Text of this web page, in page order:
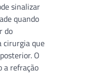
sinalizar
quando
do
cirurgia que
O
a refração